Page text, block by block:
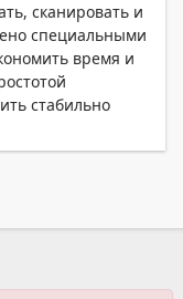
сканировать и
специальными
время и
стабильно